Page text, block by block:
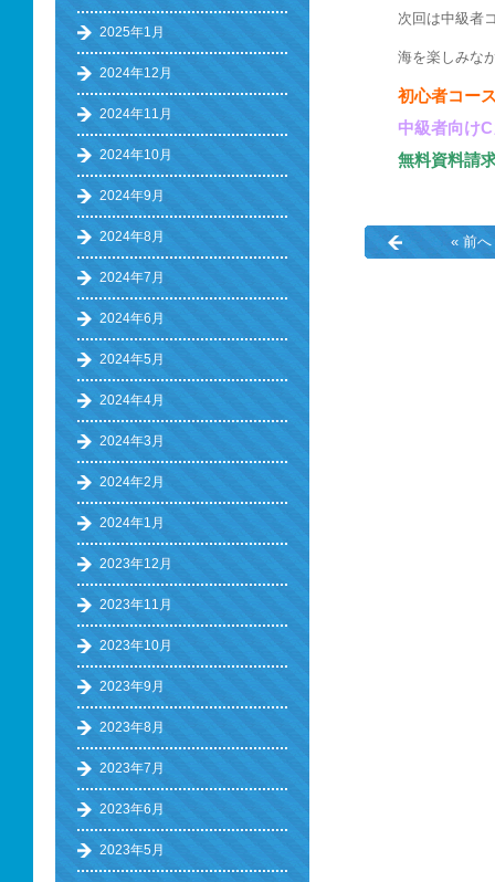
次回は中級者
海を楽しみな
初心者コー
中級者向け
無料資料請
« 前へ
2025年1月
2024年12月
2024年11月
2024年10月
2024年9月
2024年8月
2024年7月
2024年6月
2024年5月
2024年4月
2024年3月
2024年2月
2024年1月
2023年12月
2023年11月
2023年10月
2023年9月
2023年8月
2023年7月
2023年6月
2023年5月